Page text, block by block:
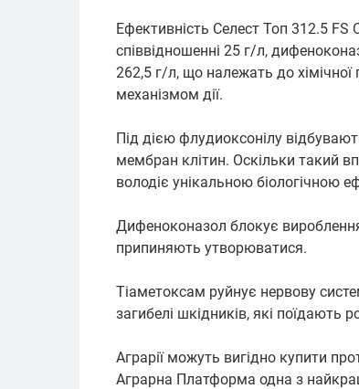
Ефективність Селест Топ 312.5
співвідношенні 25 г/л,
262,5 г/л, що належать до хімічної
механізмом дії.
Під дією флудиоксонілу
мембран клітин. Оскільки такий
володіє унікальною біологічною
Дифеноконазол блокує вироблення
припиняють утворюватися.
Тіаметоксам руйнує нервову
загибелі шкідників, які поїдають
Аграрії можуть вигідно купити
Аграрна Платформа одна з